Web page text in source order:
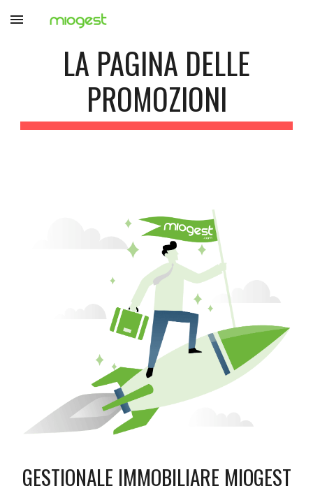
Skip to main content
LA PAGINA DELLE
PROMOZIONI
GESTIONALE IMMOBILIARE MIOGEST